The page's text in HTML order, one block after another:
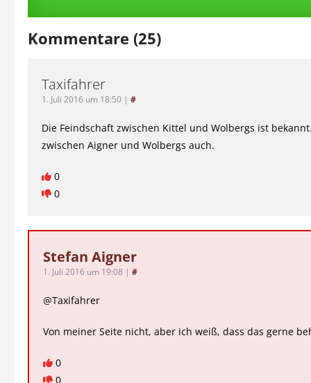
Kommentare (25)
Taxifahrer
1. Juli 2016 um 18:50 | #
Die Feindschaft zwischen Kittel und Wolbergs ist
zwischen Aigner und Wolbergs auch.
0
0
Stefan Aigner
1. Juli 2016 um 19:08 | #
@Taxifahrer
Von meiner Seite nicht, aber ich weiß, dass das gerne
0
0